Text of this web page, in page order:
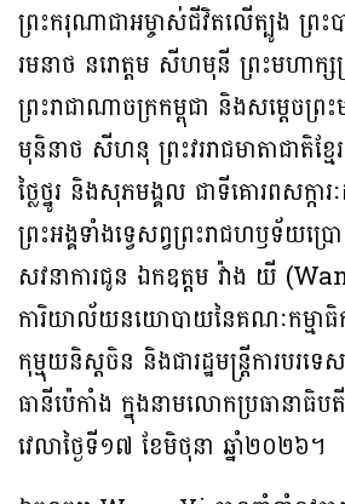
ព្រះករុណាជាអម្ចាស់ជីវិតលើត្បូង ព្រះ
រមនាថ នរោត្តម សីហមុនី ព្រះមហាក្ស
ព្រះរាជាណាចក្រកម្ពុជា និងសម្តេចព្រ
មុនិនាថ សីហនុ ព្រះវររាជមាតាជាតិខ្ម
ថ្លៃថ្នូរ និងសុភមង្គល ជាទីគោរពសក្កា
ព្រះអង្គទាំងទ្វេសព្វព្រះរាជហឫទ័យប្រ
សវនាការជូន ឯកឧត្តម វ៉ាង យី
ការិយាល័យនយោបាយនៃគណៈកម្មាធិ
កុម្មុយនិស្តចិន និងជារដ្ឋមន្ត្រីការបរទ
ធានីប៉េកាំង ក្នុងនាមលោកប្រធាន
វេលាថ្ងៃទី១៧ ខែមិថុនា ឆ្នាំ២០២៦។